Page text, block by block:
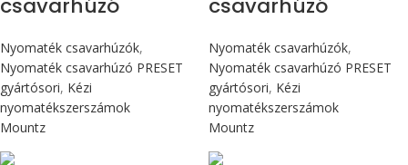
csavarhúzó
Nyomaték csavarhúzók,
Nyomaték csavarhúzó PRESET
gyártósori, Kézi
nyomatékszerszámok
Mountz
csavarhúzó
Nyomaték csavarhúzók,
Nyomaték csavarhúzó PRESET
gyártósori, Kézi
nyomatékszerszámok
Mountz